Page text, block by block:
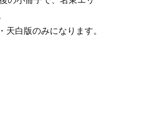
白版のみになります。